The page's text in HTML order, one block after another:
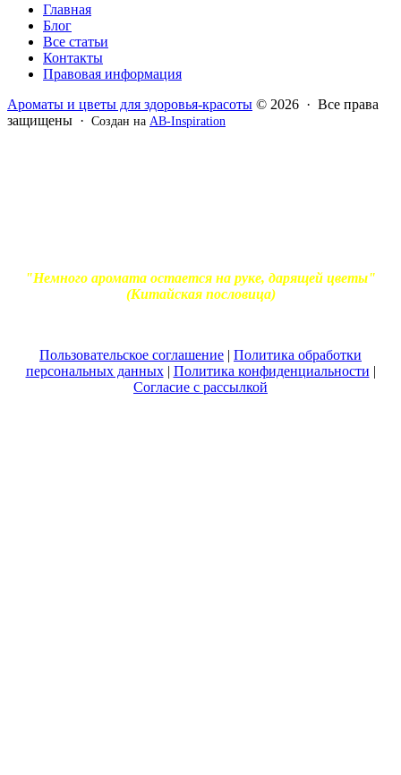
Главная
Блог
Все статьи
Контакты
Правовая информация
Ароматы и цветы для здоровья-красоты © 2026 · Все права
защищены · Создан на AB-Inspiration
"Немного аромата остается на руке, дарящей цветы"
(Китайская пословица)
Пользовательское соглашение | Политика обработки
персональных данных| Политика конфиденциальности |
Согласие с рассылкой